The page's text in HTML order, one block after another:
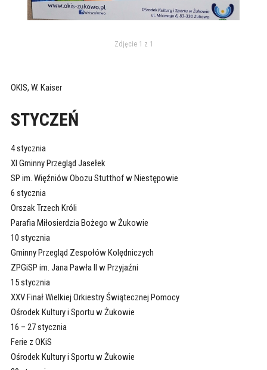
Zdjęcie 1 z 1
OKIS, W. Kaiser
STYCZEŃ
4 stycznia
XI Gminny Przegląd Jasełek
SP im. Więźniów Obozu Stutthof w Niestępowie
6 stycznia
Orszak Trzech Króli
Parafia Miłosierdzia Bożego w Żukowie
10 stycznia
Gminny Przegląd Zespołów Kolędniczych
ZPGiSP im. Jana Pawła II w Przyjaźni
15 stycznia
XXV Finał Wielkiej Orkiestry Świątecznej Pomocy
Ośrodek Kultury i Sportu w Żukowie
16 – 27 stycznia
Ferie z OKiS
Ośrodek Kultury i Sportu w Żukowie